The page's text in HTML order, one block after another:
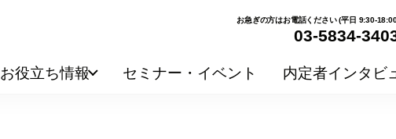
お急ぎの方はお電話ください (平日 9:30-
03-5834-
お役立ち情報 セミナー・イベント 内定者インタビ